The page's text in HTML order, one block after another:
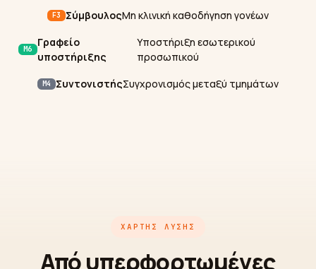
F3 ΣύμβουλοςΜη κλινική καθοδήγηση γονέων
M6
Γραφείο
υποστήριξης
Υποστήριξη εσωτερικού
προσωπικού
M4 ΣυντονιστήςΣυγχρονισμός μεταξύ τμημάτων
ΧΆΡΤΗΣ ΛΎΣΗΣ
Από υπερφορτωμένες